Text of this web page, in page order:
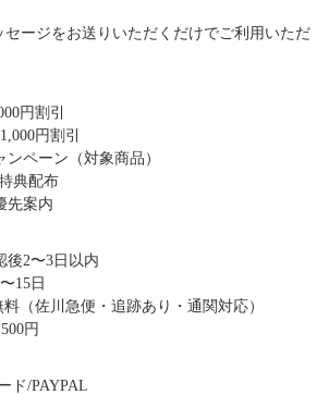
ージをお送りいただくだけでご利用いただ
円割引
円割引
ンペーン（対象商品）
典配布
先案内
後2〜3日以内
15日
料（佐川急便・追跡あり・通関対応）
円
ド/PAYPAL